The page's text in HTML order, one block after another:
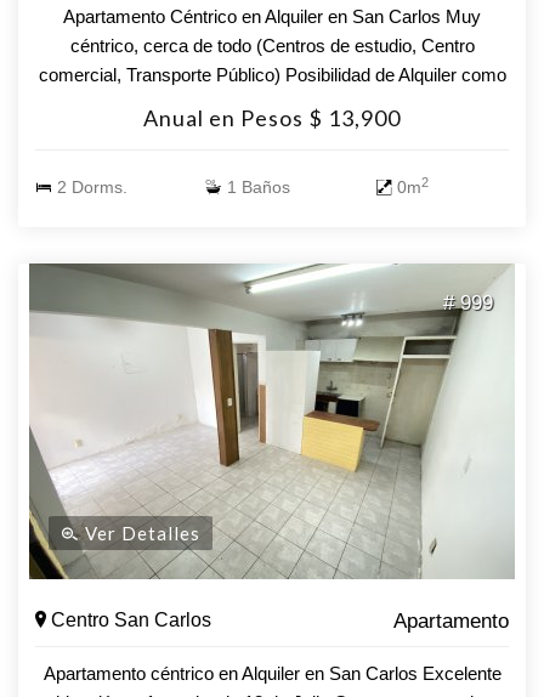
Apartamento Céntrico en Alquiler en San Carlos Muy
céntrico, cerca de todo (Centros de estudio, Centro
comercial, Transporte Público) Posibilidad de Alquiler como
Local Comercial, ideal Barbería, Peluquería, Gimnasio,
Centro de estética, etc - Amplio estar muy luminoso, con
Requisitos para alquilar: - No estar en el Clearing. -
Porto Seguros, Mapfre, Fideciú y SURA, tramitando con
agilidad los mismos desde nuestras oficinas.- Consulte con
nuestros asesores para mas información y programar una
visita.-
Anual en Pesos $ 13,900
2 Dorms. 1 Baños 0m2
# 999
Ver Detalles
Centro San Carlos Apartamento
Apartamento céntrico en Alquiler en San Carlos Excelente